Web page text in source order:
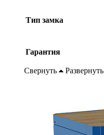
Тип замка
Гарантия
Свернуть Развернуть